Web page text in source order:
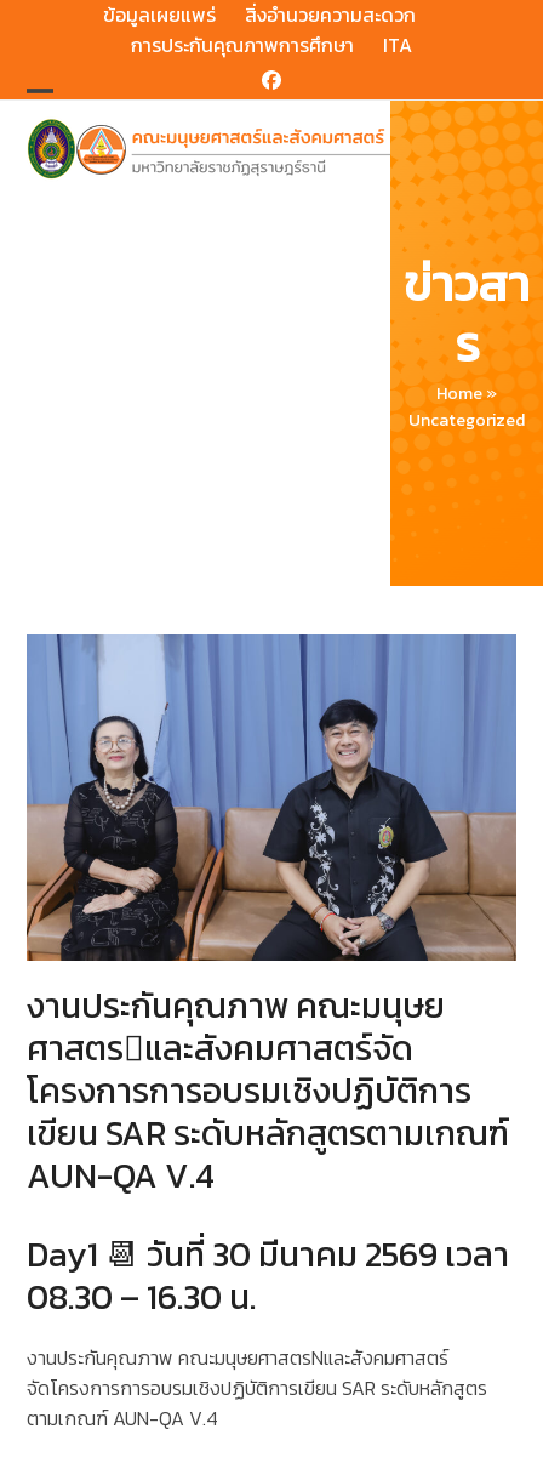
ข้อมูลเผยแพร่
สิ่งอำนวยความสะดวก
การประกันคุณภาพการศึกษา
ITA
Facebook
Open
mobile
Close
mobile
ข่าวสา
ร
Home»
Uncategorized
งานประกันคุณภาพ คณะมนุษย
ศาสตรและสังคมศาสตร์จัด
โครงการการอบรมเชิงปฏิบัติการ
เขียน SAR ระดับหลักสูตรตามเกณฑ์
AUN-QA V.4
Day1 📆 วันที่ 30 มีนาคม 2569 เวลา
08.30 – 16.30 น.
งานประกันคุณภาพ คณะมนุษยศาสตรNและสังคมศาสตร์
จัดโครงการการอบรมเชิงปฏิบัติการเขียน SAR ระดับหลักสูตร
ตามเกณฑ์ AUN-QA V.4